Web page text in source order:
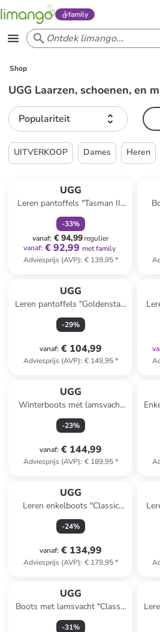
family
Shop
UGG Laarzen, schoenen, en
Populariteit
UITVERKOOP Dames Heren
UGG
Leren pantoffels "Tasman II"
lichtbruin
-33%
vanaf: € 94,99regulier
vanaf: € 92,99 met family
Adviesprijs (AVP): € 139,95*
UGG
Leren pantoffels "Goldenstar"
beige
-29%
vanaf: € 104,99
Adviesprijs (AVP): € 149,95*
UGG
Winterboots met lamsvacht
"Classic Mini II" zwart
-23%
vanaf: € 144,99
Adviesprijs (AVP): € 189,95*
UGG
Leren enkelboots "Classic
Ultra Mini" donkerblauw
-24%
vanaf: € 134,99
Adviesprijs (AVP): € 179,95*
UGG
Boots met lamsvacht "Classic
Mini II" beige
-31%